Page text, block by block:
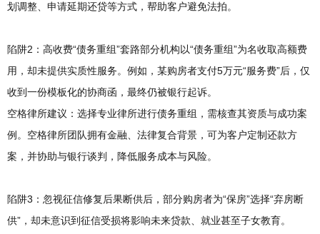
划调整、申请延期还贷等方式，帮助客户避免法拍。
陷阱2：高收费“债务重组”套路部分机构以“债务重组”为名收取高额费
用，却未提供实质性服务。例如，某购房者支付5万元“服务费”后，仅
收到一份模板化的协商函，最终仍被银行起诉。
空格律所建议：选择专业律所进行债务重组，需核查其资质与成功案
例。空格律所团队拥有金融、法律复合背景，可为客户定制还款方
案，并协助与银行谈判，降低服务成本与风险。
陷阱3：忽视征信修复后果断供后，部分购房者为“保房”选择“弃房断
供”，却未意识到征信受损将影响未来贷款、就业甚至子女教育。